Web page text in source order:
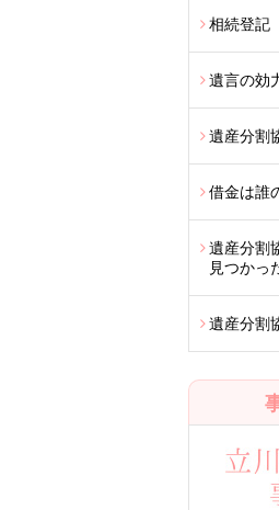
相続登記
遺言の効
遺産分割
借金は誰
遺産分割
見つかっ
遺産分割